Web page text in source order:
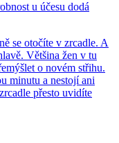
u účesu dodá
se otočíte v zrcadle. A
Většina žen v tu
o novém střihu.
minutu a nestojí ani
přesto uvidíte